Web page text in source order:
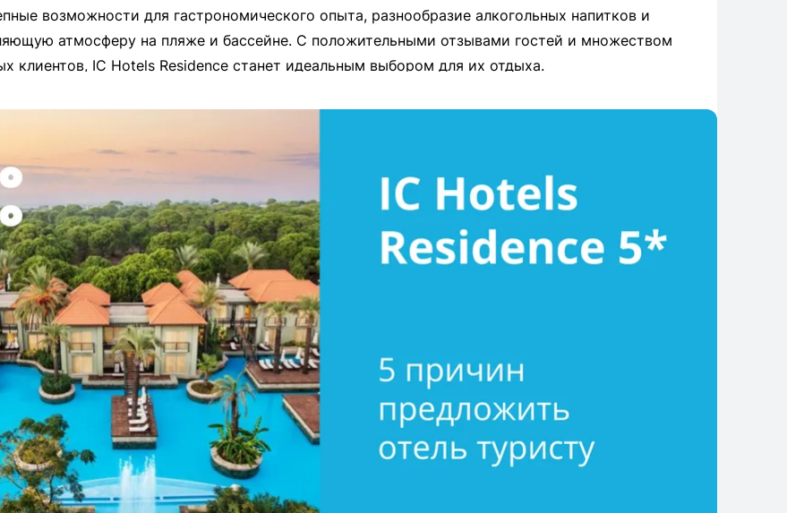
возможности для гастрономического опыта, разнообразие алкогольных напитков и
атмосферу на пляже и бассейне. С положительными отзывами гостей и множеством
клиентов, IC Hotels Residence станет идеальным выбором для их отдыха.